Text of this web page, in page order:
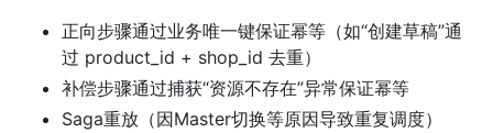
正向步骤通过业务唯一键保证幂等（如“创建草稿”通
过 product_id + shop_id 去重）
补偿步骤通过捕获“资源不存在”异常保证幂等
Saga重放（因Master切换等原因导致重复调度）